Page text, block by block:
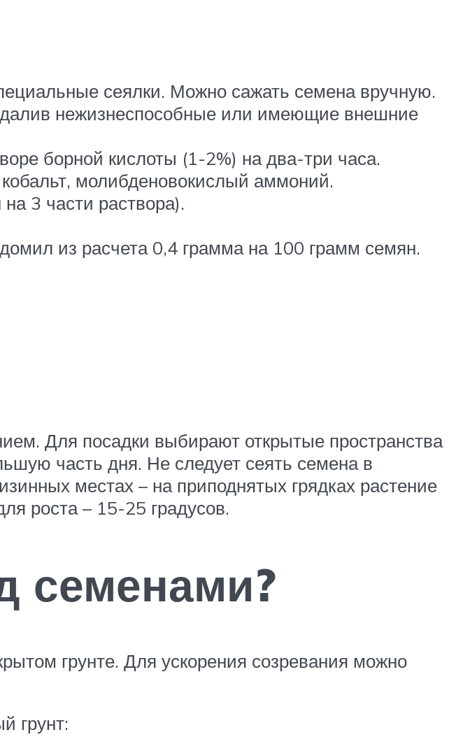
сеялки. Можно сажать семена вручную.
нежизнеспособные или имеющие внешние
борной кислоты (1-2%) на два-три часа.
молибденовокислый аммоний.
3 части раствора).
из расчета 0,4 грамма на 100 грамм семян.
Для посадки выбирают открытые пространства
часть дня. Не следует сеять семена в
местах – на приподнятых грядках растение
роста – 15-25 градусов.
семенами?
грунте. Для ускорения созревания можно
грунт: